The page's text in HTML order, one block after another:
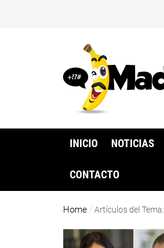
INICIO NOTICIAS
CONTACTO
Home /Artículos del Tema: